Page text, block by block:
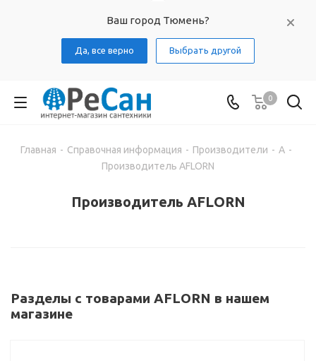
Ваш город Тюмень?
Да, все верно Выбрать другой
0
Главная - Справочная информация - Производители - A -
Производитель AFLORN
Производитель AFLORN
Разделы с товарами AFLORN в нашем
магазине